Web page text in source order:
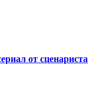
от сценариста